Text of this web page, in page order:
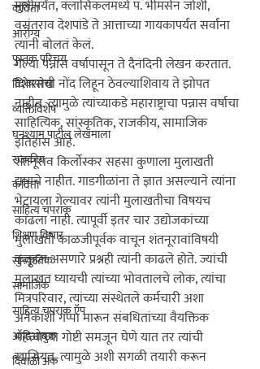
कविता
आरोग्य
पुस्तक परिचय
विशेष लेख
व्यक्तिविशेष
घनश्याम पाटील लेखमाला
राजकीय
कविता
साहित्य चपराक
शिक्षण विचार
सांस्कृतिक
सामाजिक
साहित्य चपराक ऍप
ऑडिओबुक
दिवाळी अंक
मुलींपर्यंत, क्लासिकलमध्ये पं. भीमसेन जोशी,
वसंतराव देशपांडे ते आत्ताच्या गायकापर्यंत सर्वांना
त्यांनी बोलतं केलं.
गेल्या पन्नास वर्षापासून ते दैनंदिनी लेखन करतात.
दिवसाची नोंद लिहून ठेवल्याशिवाय ते झोपत
नाहीत. त्यामुळे त्यांच्याकडे महाराष्ट्राचा पन्नास वर्षाचा
साहित्यिक, सांस्कृतिक, राजकीय, सामाजिक
इतिहास आहे.
शंतनूराव किर्लोस्कर सहसा कुणाला मुलाखती
द्यायचे नाहीत. गाडगीळांना ते ज्ञात असल्याने त्यांना
भेटायला गेल्यावर त्यांनी मुलाखतीचा विषयच
काढला नाही. त्यापूर्वी इतर चार उद्योजकांच्या
मुलाखती काळजीपूर्वक वाचून शंतनूरावांविषयी
कुतूहल असणारे प्रश्नही त्यांनी काढले होते. ज्यांची
मुलाखत घ्यायची त्यांच्या भोवतालचे लोक, त्यांचा
मित्रपरिवार, त्यांच्या संस्थेतले कर्मचारी अशा
अनेकांशी गप्पा मारून संबधितांच्या वैयक्तिक
महत्त्वाच्या गोष्टी समजून घेणे यात तर त्यांची
खासियत. त्यामुळे अशी सगळी तयारी करून